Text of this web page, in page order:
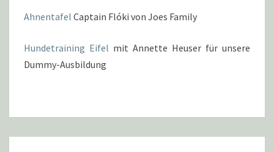
Ahnentafel Captain Flóki von Joes Family
Hundetraining Eifel mit Annette Heuser für unsere
Dummy-Ausbildung